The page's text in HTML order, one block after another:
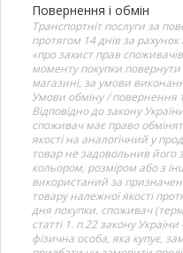
Повернення і обмін
Транспортніт послуги за
протягом 14 днів за
«про захист прав
моменту покупки
магазині, за умови
Умови обміну / повернення
Відповідно до закону
споживач має право
якості на аналогічний у
товар не задовольнив
кольором, розміром або з
використаний за
товару належної якості
дня покупки. споживач
статті 1. п.22 закону
фізична особа, яка купує,